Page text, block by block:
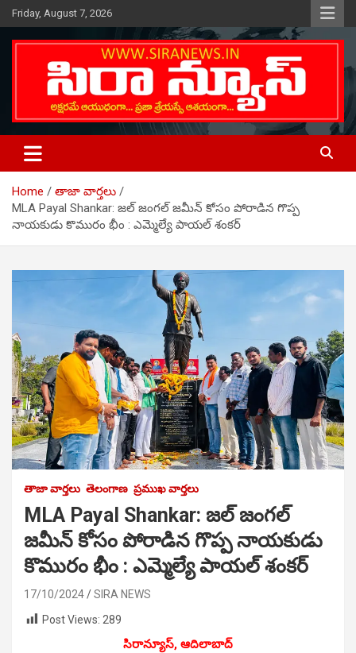
Skip
to
content
Friday, August 7, 2026
SIRA NEWS
Telugu Online News Daily
Home
తాజా వార్తలు
MLA Payal Shankar: జల్ జంగల్ జమీన్ కోసం పోరాడిన గొప్ప
నాయకుడు కొమురం భీం : ఎమ్మెల్యే పాయల్ శంకర్
తాజా వార్తలు తెలంగాణ ప్రముఖ వార్తలు
MLA Payal Shankar: జల్ జంగల్
జమీన్ కోసం పోరాడిన గొప్ప నాయకుడు
కొమురం భీం : ఎమ్మెల్యే పాయల్ శంకర్
17/10/2024
SIRA NEWS
Post Views: 289
సిరాన్యూస్, ఆదిలాబాద్‌